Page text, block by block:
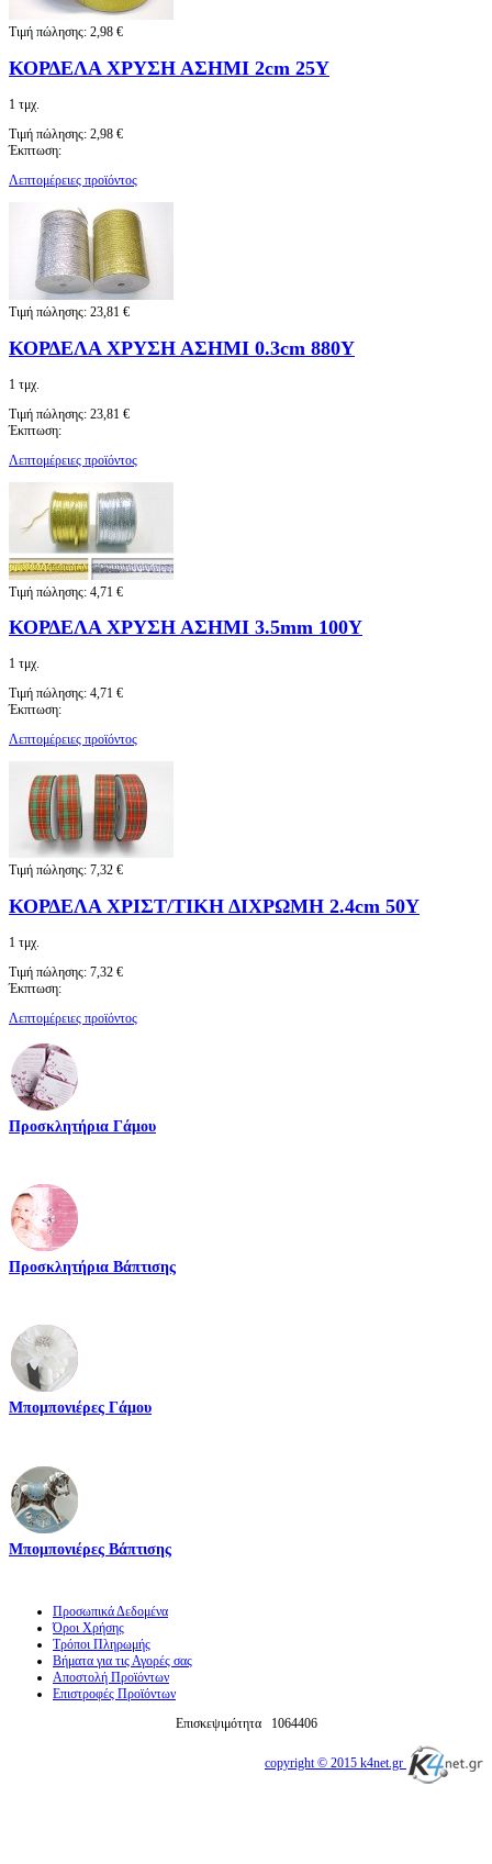
Τιμή πώλησης: 2,98 €
ΚΟΡΔΕΛΑ ΧΡΥΣΗ ΑΣΗΜΙ 2cm 25Y
1 τμχ.
Τιμή πώλησης: 2,98 €
Έκπτωση:
Λεπτομέρειες προϊόντος
Τιμή πώλησης: 23,81 €
ΚΟΡΔΕΛΑ ΧΡΥΣΗ ΑΣΗΜΙ 0.3cm 880Y
1 τμχ.
Τιμή πώλησης: 23,81 €
Έκπτωση:
Λεπτομέρειες προϊόντος
Τιμή πώλησης: 4,71 €
ΚΟΡΔΕΛΑ ΧΡΥΣΗ ΑΣΗΜΙ 3.5mm 100Y
1 τμχ.
Τιμή πώλησης: 4,71 €
Έκπτωση:
Λεπτομέρειες προϊόντος
Τιμή πώλησης: 7,32 €
ΚΟΡΔΕΛΑ ΧΡΙΣΤ/ΤΙΚΗ ΔΙΧΡΩΜΗ 2.4cm 50Y
1 τμχ.
Τιμή πώλησης: 7,32 €
Έκπτωση:
Λεπτομέρειες προϊόντος
Προσκλητήρια Γάμου
Προσκλητήρια Βάπτισης
Μπομπονιέρες Γάμου
Μπομπονιέρες Βάπτισης
Προσωπικά Δεδομένα
Όροι Χρήσης
Τρόποι Πληρωμής
Βήματα για τις Αγορές σας
Αποστολή Προϊόντων
Επιστροφές Προϊόντων
Επισκεψιμότητα
1064406
copyright © 2015 k4net.gr